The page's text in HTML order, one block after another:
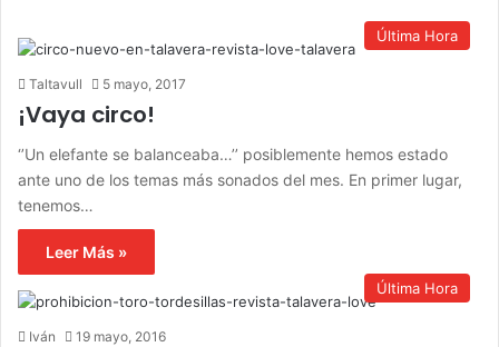
Última Hora
Taltavull 5 mayo, 2017
¡Vaya circo!
‘’Un elefante se balanceaba…’’ posiblemente hemos estado
ante uno de los temas más sonados del mes. En primer lugar,
tenemos…
Leer Más »
Última Hora
Iván 19 mayo, 2016